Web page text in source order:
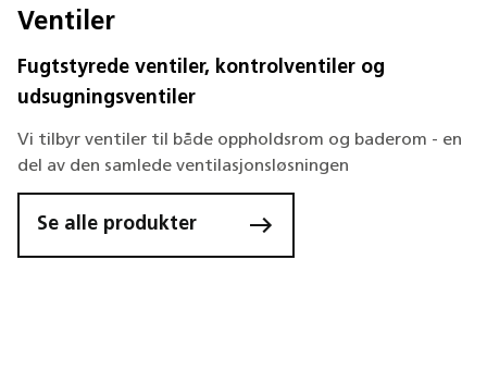
Ventiler
Fugtstyrede ventiler, kontrolventiler og
udsugningsventiler
Vi tilbyr ventiler til både oppholdsrom og baderom - en
del av den samlede ventilasjonsløsningen
Se alle produkter